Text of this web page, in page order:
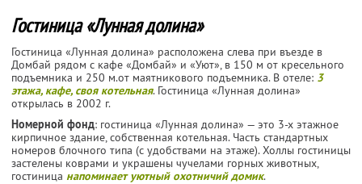
Гостиница «Лунная долина»
Гостиница «Лунная долина» расположена слева при въезде в
Домбай рядом с кафе «Домбай» и «Уют», в 150 м от кресельного
подъемника и 250 м.от маятникового подъемника. В отеле: 3
этажа, кафе, своя котельная. Гостиница «Лунная долина»
открылась в 2002 г.
Номерной фонд: гостиница «Лунная долина» — это 3-х этажное
кирпичное здание, собственная котельная. Часть стандартных
номеров блочного типа (с удобствами на этаже). Холлы гостиницы
застелены коврами и украшены чучелами горных животных,
гостиница напоминает уютный охотничий домик.